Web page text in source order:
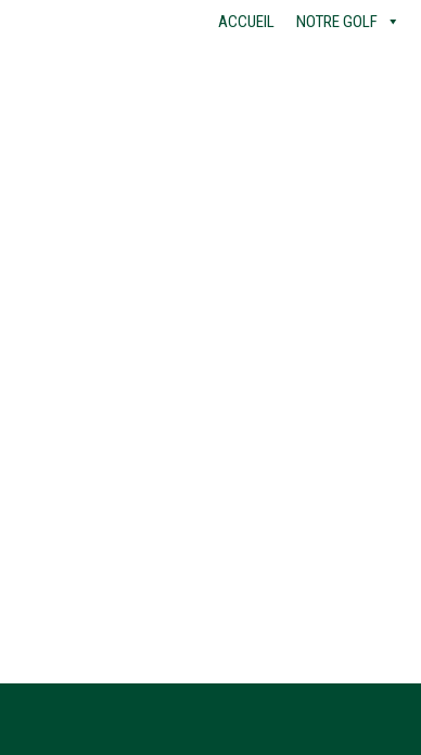
ACCUEIL NOTRE GOLF